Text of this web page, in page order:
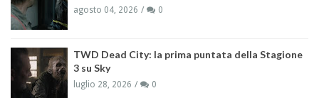
agosto 04, 2026 0
TWD Dead City: la prima puntata della Stagione
3 su Sky
luglio 28, 2026 0